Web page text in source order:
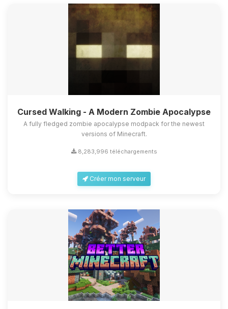
Cursed Walking - A Modern Zombie Apocalypse
A fully fledged zombie apocalypse modpack for the newest
versions of Minecraft.
8,283,996 téléchargements
Créer mon serveur